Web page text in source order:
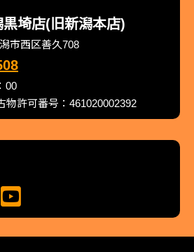
埼店(旧新潟本店)
市西区善久708
00
許可番号：461020002392